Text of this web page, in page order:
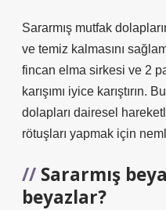
Sararmış mutfak
ve temiz kalmasını
fincan elma sirkesi ve 2
karışımı iyice karıştırın.
dolapları dairesel
rötuşları yapmak için
Sararmış
beyazlar?